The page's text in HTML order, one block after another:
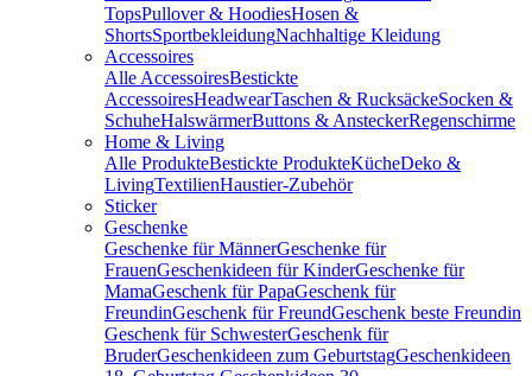
TopsPullover & HoodiesHosen &
ShortsSportbekleidungNachhaltige Kleidung
Accessoires
Alle AccessoiresBestickte
AccessoiresHeadwearTaschen & RucksäckeSocken &
SchuheHalswärmerButtons & AnsteckerRegenschirme
Home & Living
Alle ProdukteBestickte ProdukteKücheDeko &
LivingTextilienHaustier-Zubehör
Sticker
Geschenke
Geschenke für MännerGeschenke für
FrauenGeschenkideen für KinderGeschenke für
MamaGeschenk für PapaGeschenk für
FreundinGeschenk für FreundGeschenk beste Freundin
Geschenk für SchwesterGeschenk für
BruderGeschenkideen zum GeburtstagGeschenkideen